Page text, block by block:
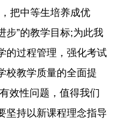
把中等生培养成优
步”的教学目标;为此我
的过程管理，强化考试
校教学质量的全面提
效性问题，值得我们
坚持以新课程理念指导